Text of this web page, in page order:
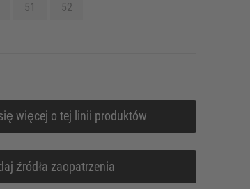
51 52
więcej o tej linii produktów
źródła zaopatrzenia